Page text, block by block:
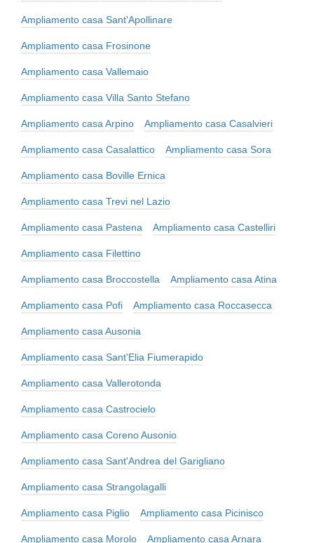
Ampliamento casa Sant'Apollinare
Ampliamento casa Frosinone
Ampliamento casa Vallemaio
Ampliamento casa Villa Santo Stefano
Ampliamento casa Arpino Ampliamento casa Casalvieri
Ampliamento casa Casalattico Ampliamento casa Sora
Ampliamento casa Boville Ernica
Ampliamento casa Trevi nel Lazio
Ampliamento casa Pastena Ampliamento casa Castelliri
Ampliamento casa Filettino
Ampliamento casa Broccostella Ampliamento casa Atina
Ampliamento casa Pofi Ampliamento casa Roccasecca
Ampliamento casa Ausonia
Ampliamento casa Sant'Elia Fiumerapido
Ampliamento casa Vallerotonda
Ampliamento casa Castrocielo
Ampliamento casa Coreno Ausonio
Ampliamento casa Sant'Andrea del Garigliano
Ampliamento casa Strangolagalli
Ampliamento casa Piglio Ampliamento casa Picinisco
Ampliamento casa Morolo Ampliamento casa Arnara